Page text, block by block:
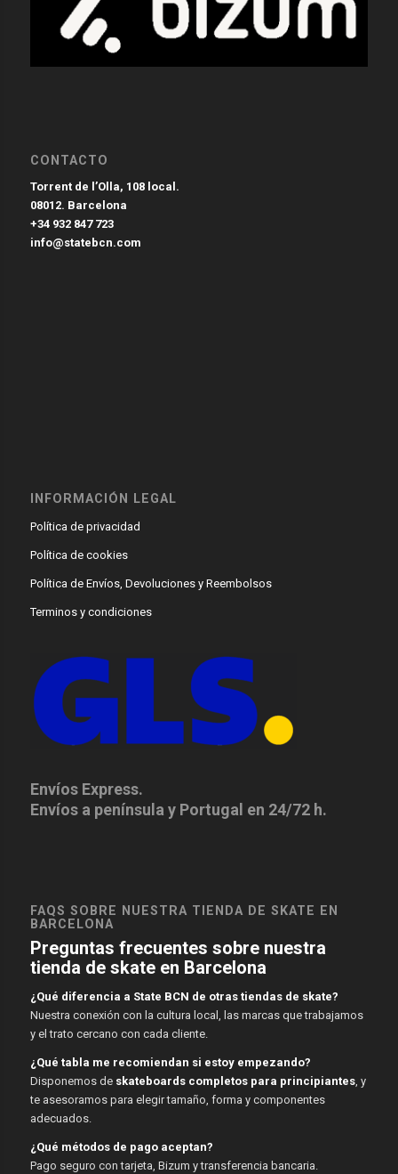
CONTACTO
Torrent de l’Olla, 108 local.
08012. Barcelona
+34 932 847 723
info@statebcn.com
INFORMACIÓN LEGAL
Política de privacidad
Política de cookies
Política de Envíos, Devoluciones y Reembolsos
Terminos y condiciones
Envíos Express.
Envíos a península y Portugal en 24/72 h.
FAQS SOBRE NUESTRA TIENDA DE SKATE EN
BARCELONA
Preguntas frecuentes sobre nuestra
tienda de skate en Barcelona
¿Qué diferencia a State BCN de otras tiendas de skate?
Nuestra conexión con la cultura local, las marcas que trabajamos
y el trato cercano con cada cliente.
¿Qué tabla me recomiendan si estoy empezando?
Disponemos de skateboards completos para principiantes, y
te asesoramos para elegir tamaño, forma y componentes
adecuados.
¿Qué métodos de pago aceptan?
Pago seguro con tarjeta, Bizum y transferencia bancaria.